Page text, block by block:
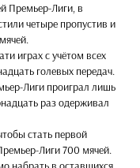
Премьер-Лиги, в
четыре пропустив и
играх с учётом всех
голевых передач.
Лиги проиграл лишь
раз одерживал
стать первой
Лиги 700 мячей.